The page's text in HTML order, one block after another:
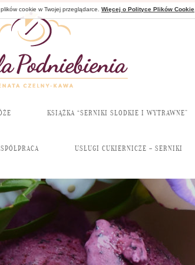
KSIĄŻKA “SERNIKI SŁODKIE I WYTRAWNE”
USŁUGI CUKIERNICZE – SERNIKI
cookie w Twojej przeglądarce. Więcej o Polityce Plików Cookie